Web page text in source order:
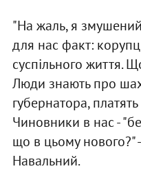
"На жаль, я
для нас факт:
суспільного життя.
Люди знають про
губернатора,
Чиновники в нас -
що в цьому нового?"
Навальний.